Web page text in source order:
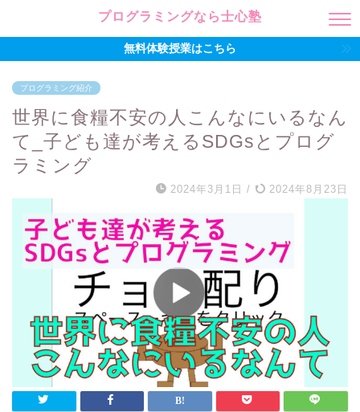
プログラミングなら士心塾
無料体験授業はこちら
プログラミング紹介
世界に食糧不安の人こんなにいるなん
て_子ども達が考えるSDGsとプログ
ラミング
2024年3月1日 / 2024年8月23日